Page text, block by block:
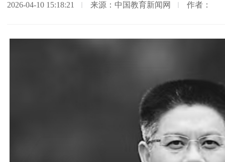
2026-04-10 15:18:21 来源：中国教育新闻网 作者：